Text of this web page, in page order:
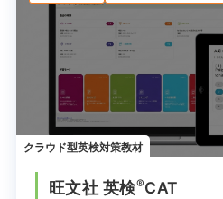
クラウド型英検対策教材
旺文社 英検®CAT